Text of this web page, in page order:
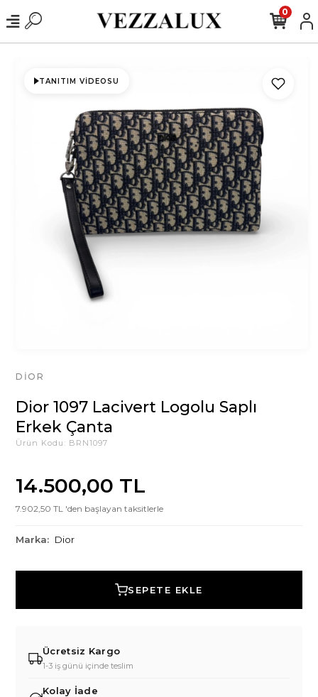
0
TANITIM VIDEOSU
DIOR
Dior 1097 Lacivert Logolu Saplı
Erkek Çanta
Ürün Kodu: BRN1097
14.500,00 TL
7.902,50 TL 'den başlayan taksitlerle
Marka: Dior
SEPETE EKLE
Ücretsiz Kargo
1-3 iş günü içinde teslim
Kolay İade